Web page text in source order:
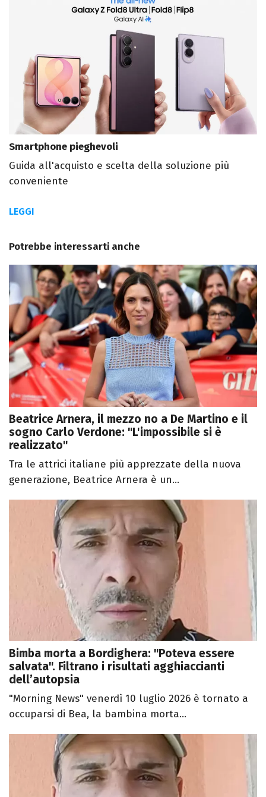
Smartphone pieghevoli
Guida all'acquisto e scelta della soluzione più
conveniente
LEGGI
Potrebbe interessarti anche
Beatrice Arnera, il mezzo no a De Martino e il
sogno Carlo Verdone: "L'impossibile si è
realizzato"
Tra le attrici italiane più apprezzate della nuova
generazione, Beatrice Arnera è un...
Bimba morta a Bordighera: "Poteva essere
salvata". Filtrano i risultati agghiaccianti
dell’autopsia
"Morning News" venerdì 10 luglio 2026 è tornato a
occuparsi di Bea, la bambina morta...